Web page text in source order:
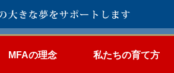
MFAの理念 私たちの育て方